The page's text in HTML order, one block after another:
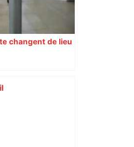
changent de lieu